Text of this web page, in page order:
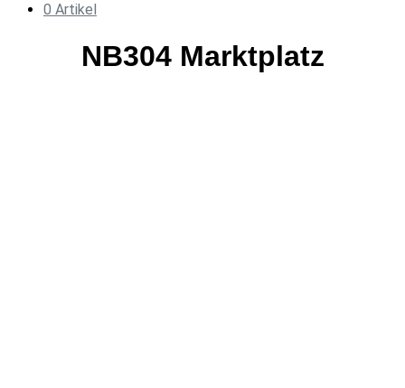
0 Artikel
NB304 Marktplatz